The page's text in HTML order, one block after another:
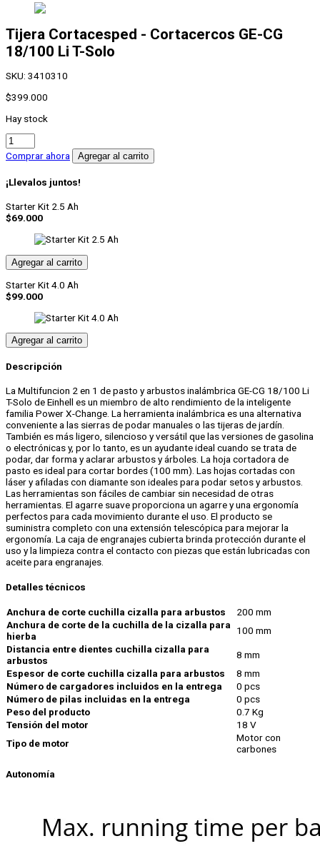
Tijera Cortacesped - Cortacercos GE-CG
18/100 Li T-Solo
SKU: 3410310
$399.000
Hay stock
Tijera
Cortacesped
-
GE-
18/100
Li
cantidad
Comprar ahora Agregar al carrito
¡Llevalos juntos!
Starter Kit 2.5 Ah
$69.000
Agregar al carrito
Starter Kit 4.0 Ah
$99.000
Agregar al carrito
Descripción
La Multifuncion 2 en 1 de pasto y arbustos inalámbrica GE-CG 18/100 Li
T-Solo de Einhell es un miembro de alto rendimiento de la inteligente
familia Power X-Change. La herramienta inalámbrica es una alternativa
conveniente a las sierras de podar manuales o las tijeras de jardín.
También es más ligero, silencioso y versátil que las versiones de gasolina
o electrónicas y, por lo tanto, es un ayudante ideal cuando se trata de
podar, dar forma y aclarar arbustos y árboles. La hoja cortadora de
pasto es ideal para cortar bordes (100 mm). Las hojas cortadas con
láser y afiladas con diamante son ideales para podar setos y arbustos.
Las herramientas son fáciles de cambiar sin necesidad de otras
herramientas. El agarre suave proporciona un agarre y una ergonomía
perfectos para cada movimiento durante el uso. El producto se
suministra completo con una extensión telescópica para mejorar la
ergonomía. La caja de engranajes cubierta brinda protección durante el
uso y la limpieza contra el contacto con piezas que están lubricadas con
aceite para engranajes.
Detalles técnicos
Anchura de corte cuchilla cizalla para arbustos
200 mm
Anchura de corte de la cuchilla de la cizalla para
hierba
100 mm
Distancia entre dientes cuchilla cizalla para
arbustos
8 mm
Espesor de corte cuchilla cizalla para arbustos
8 mm
Número de cargadores incluidos en la entrega
0 pcs
Número de pilas incluidas en la entrega
0 pcs
Peso del producto
0.7 Kg
Tensión del motor
18 V
Tipo de motor
Motor con
carbones
Autonomía